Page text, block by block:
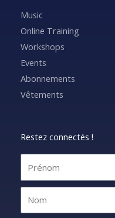
Music
Online Training
Workshops
Events
Abonnements
Vêtements
Restez connectés !